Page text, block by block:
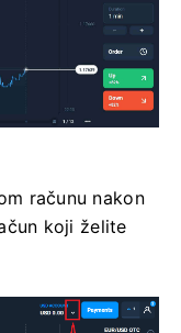
računu nakon
koji želite